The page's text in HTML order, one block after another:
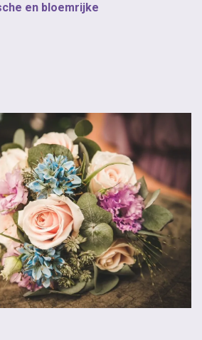
en bloemrijke